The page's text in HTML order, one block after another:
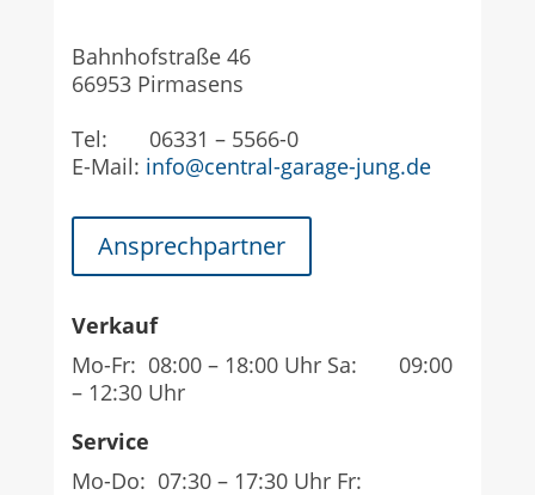
Bahnhofstraße 46
66953 Pirmasens
Tel: 06331 – 5566-0
E-Mail: info@central-garage-jung.de
Ansprechpartner
Verkauf
Mo-Fr: 08:00 – 18:00 Uhr Sa: 09:00
– 12:30 Uhr
Service
Mo-Do: 07:30 – 17:30 Uhr Fr: